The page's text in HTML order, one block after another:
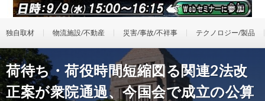
独自取材 物流施設/不動産 災害/事故/不祥事 テクノロジー/製品
荷待ち・荷役時間短縮図る関連2法改
正案が衆院通過、今国会で成立の公算